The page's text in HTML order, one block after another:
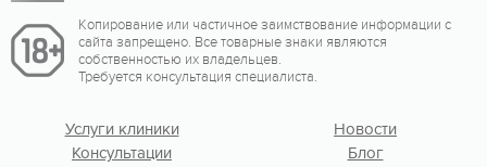
Копирование или частичное заимствование информации с
сайта запрещено. Все товарные знаки являются
собственностью их владельцев.
Требуется консультация специалиста.
Услуги клиники
Консультации
Новости
Блог